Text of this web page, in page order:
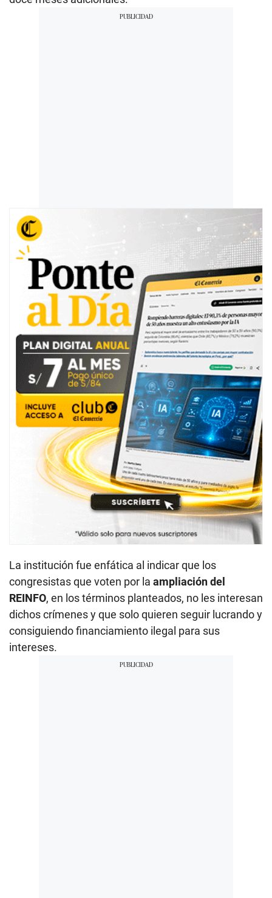
La institución fue enfática al indicar que los
congresistas que voten por la ampliación del
REINFO, en los términos planteados, no les interesan
dichos crímenes y que solo quieren seguir lucrando y
consiguiendo financiamiento ilegal para sus
intereses.